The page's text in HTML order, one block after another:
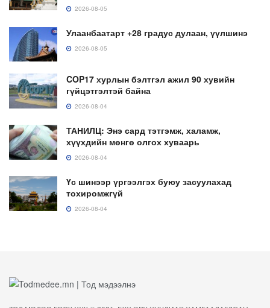
2026-08-05
Улаанбаатарт +28 градус дулаан, үүлшинэ
2026-08-05
COP17 хурлын бэлтгэл ажил 90 хувийн
гүйцэтгэлтэй байна
2026-08-04
ТАНИЛЦ: Энэ сард тэтгэмж, халамж,
хүүхдийн мөнгө олгох хуваарь
2026-08-04
Үс шинээр үргээлгэх буюу засуулахад
тохиромжгүй
2026-08-04